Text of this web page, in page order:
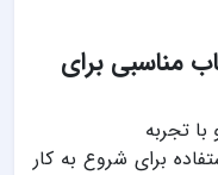
مناسبی برای
تجربه
برای شروع به کار